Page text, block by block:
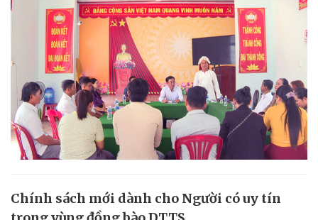
Chính sách mới dành cho Người có uy tín